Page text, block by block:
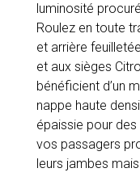
luminosité
Roulez en toute
et arrière
et aux sièges
bénéficient d’un
nappe haute
épaissie pour des
vos passagers
leurs jambes